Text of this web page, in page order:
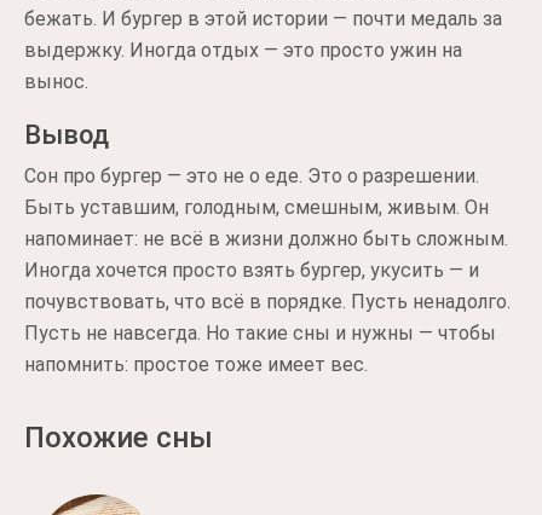
бежать. И бургер в этой истории — почти медаль за
выдержку. Иногда отдых — это просто ужин на
вынос.
Вывод
Сон про бургер — это не о еде. Это о разрешении.
Быть уставшим, голодным, смешным, живым. Он
напоминает: не всё в жизни должно быть сложным.
Иногда хочется просто взять бургер, укусить — и
почувствовать, что всё в порядке. Пусть ненадолго.
Пусть не навсегда. Но такие сны и нужны — чтобы
напомнить: простое тоже имеет вес.
Похожие сны